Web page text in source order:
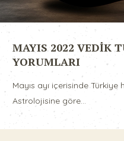
MAYIS 2022 VEDİK
YORUMLARI
Mayıs ayı içerisinde Türkiye
Astrolojisine göre...